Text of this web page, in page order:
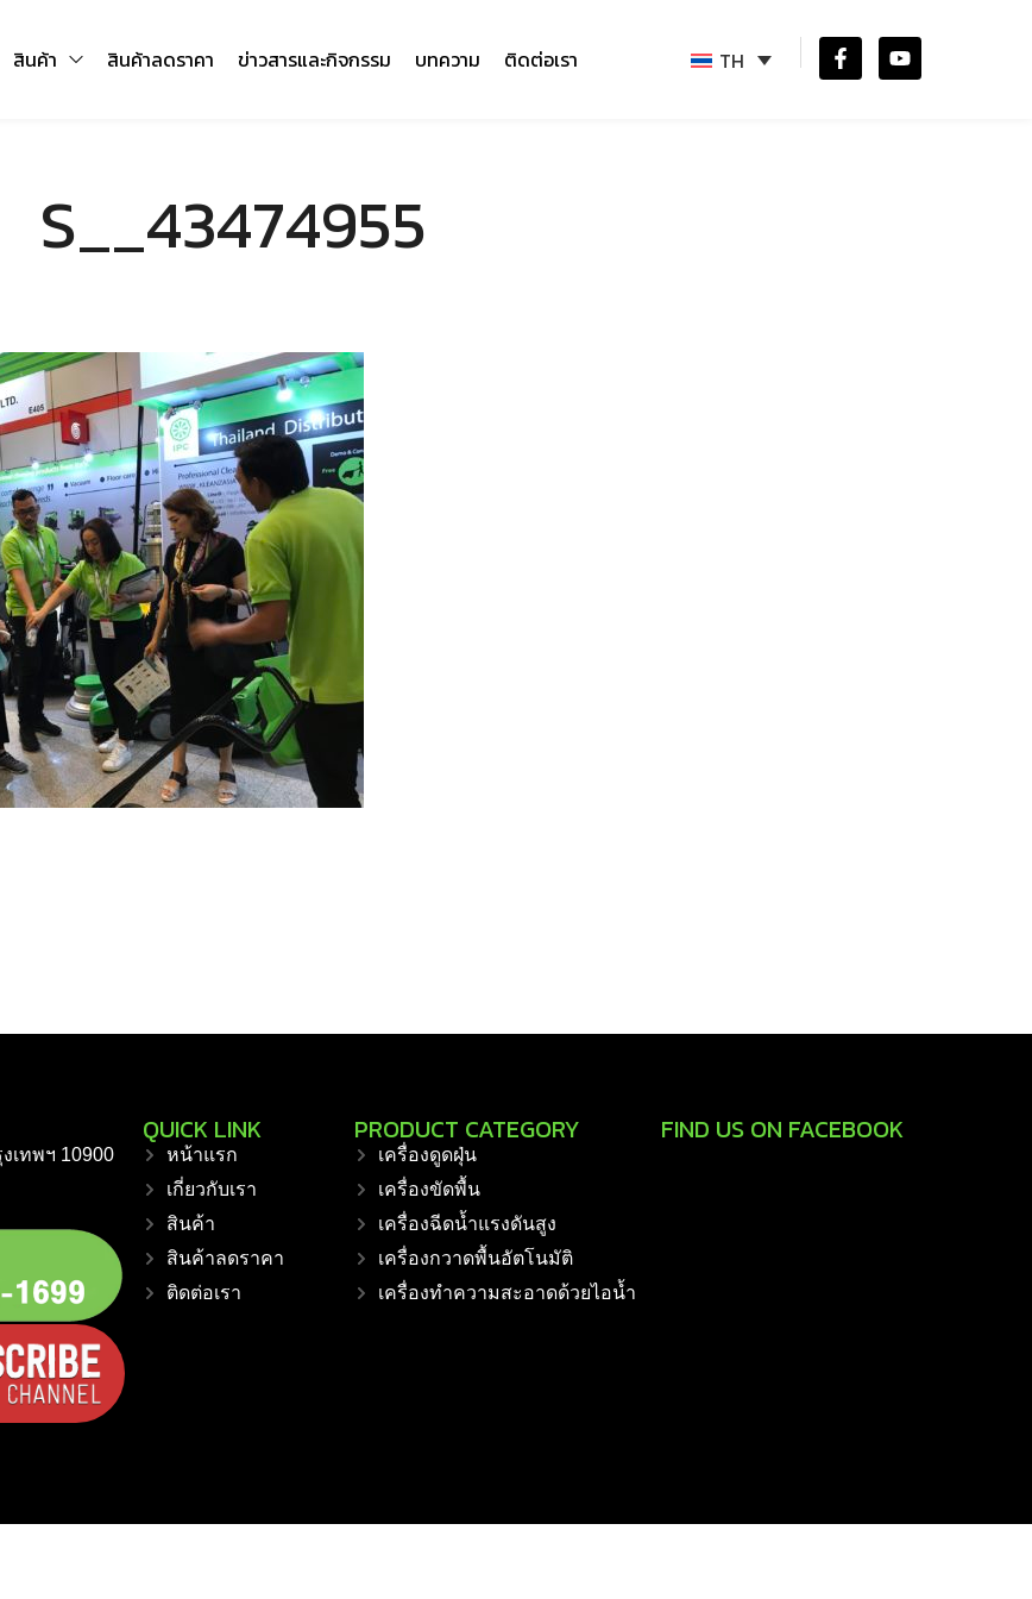
สินค้า สินค้าลดราคา ข่าวสารและกิจกรรม บทความ ติดต่อเรา TH
S__43474955
เทพฯ 10900
QUICK LINK
หน้าแรก
เกี่ยวกับเรา
สินค้า
สินค้าลดราคา
ติดต่อเรา
PRODUCT CATEGORY
เครื่องดูดฝุ่น
เครื่องขัดพื้น
เครื่องฉีดน้ำแรงดันสูง
เครื่องกวาดพื้นอัตโนมัติ
เครื่องทำความสะอาดด้วยไอน้ำ
FIND US ON FACEBOOK